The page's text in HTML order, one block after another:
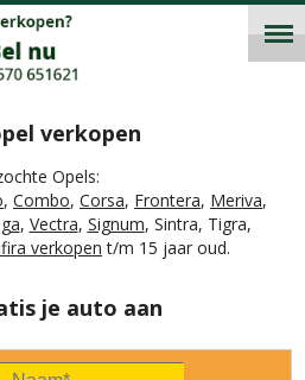
verkopen
Opels:
, Combo, Corsa, Frontera, Meriva,
, Vectra, Signum, Sintra, Tigra,
verkopen t/m 15 jaar oud.
je auto aan